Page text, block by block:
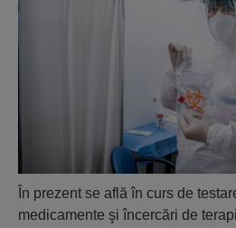
În prezent se află în curs de
medicamente şi încercări de